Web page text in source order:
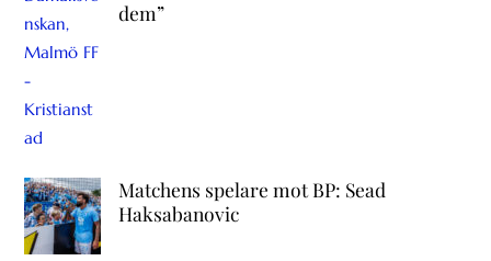
dem”
Matchens spelare mot BP: Sead
Haksabanovic